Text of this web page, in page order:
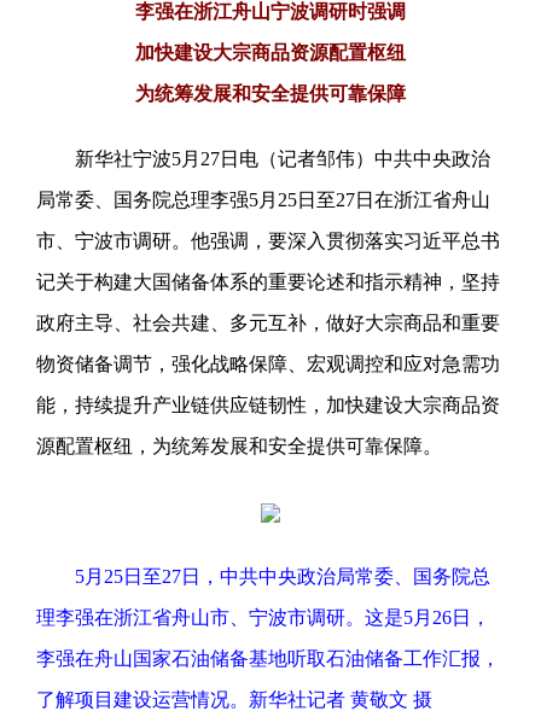
李强在浙江舟山宁波调研时强调
加快建设大宗商品资源配置枢纽
为统筹发展和安全提供可靠保障
新华社宁波5月27日电（记者邹伟）中共中央政治
局常委、国务院总理李强5月25日至27日在浙江省舟山
市、宁波市调研。他强调，要深入贯彻落实习近平总书
记关于构建大国储备体系的重要论述和指示精神，坚持
政府主导、社会共建、多元互补，做好大宗商品和重要
物资储备调节，强化战略保障、宏观调控和应对急需功
能，持续提升产业链供应链韧性，加快建设大宗商品资
源配置枢纽，为统筹发展和安全提供可靠保障。
5月25日至27日，中共中央政治局常委、国务院总
理李强在浙江省舟山市、宁波市调研。这是5月26日，
李强在舟山国家石油储备基地听取石油储备工作汇报，
了解项目建设运营情况。新华社记者 黄敬文 摄